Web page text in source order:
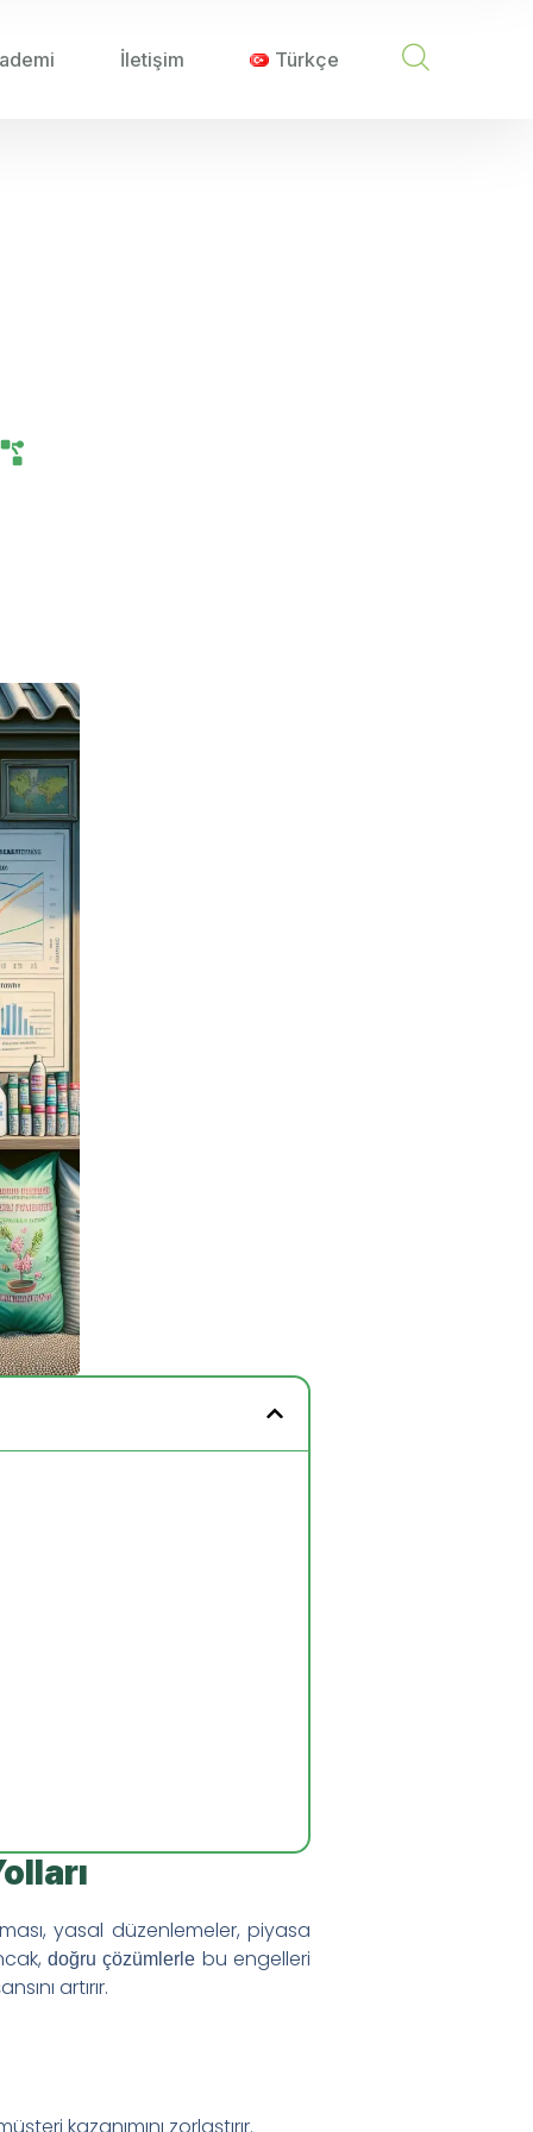
İletişim Türkçe
yasal düzenlemeler, piyasa
doğru çözümlerle bu engelleri
artırır.
kazanımını zorlaştırır.